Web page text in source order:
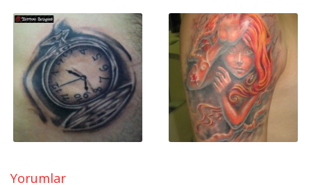
Yorumlar